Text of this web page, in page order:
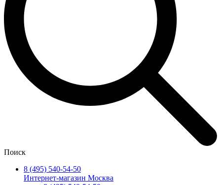
Поиск
8 (495) 540-54-50
Интернет-магазин Москва